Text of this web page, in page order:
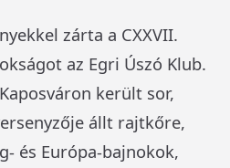
zárta a CXXVII.
az Egri Úszó Klub.
került sor,
állt rajtkőre,
és Európa-bajnokok,